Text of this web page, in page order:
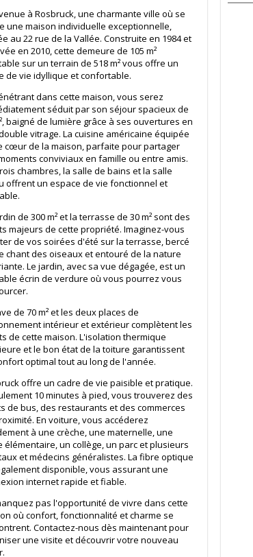
à Rosbruck, une charmante ville où se
une maison individuelle exceptionnelle,
au 22 rue de la Vallée. Construite en 1984 et
en 2010, cette demeure de 105 m²
sur un terrain de 518 m² vous offre un
de vie idyllique et confortable.
dans cette maison, vous serez
séduit par son séjour spacieux de
baigné de lumière grâce à ses ouvertures en
vitrage. La cuisine américaine équipée
cœur de la maison, parfaite pour partager
conviviaux en famille ou entre amis.
chambres, la salle de bains et la salle
offrent un espace de vie fonctionnel et
de 300 m² et la terrasse de 30 m² sont des
majeurs de cette propriété. Imaginez-vous
de vos soirées d'été sur la terrasse, bercé
chant des oiseaux et entouré de la nature
Le jardin, avec sa vue dégagée, est un
écrin de verdure où vous pourrez vous
de 70 m² et les deux places de
intérieur et extérieur complètent les
de cette maison. L'isolation thermique
et le bon état de la toiture garantissent
optimal tout au long de l'année.
offre un cadre de vie paisible et pratique.
10 minutes à pied, vous trouverez des
de bus, des restaurants et des commerces
En voiture, vous accéderez
à une crèche, une maternelle, une
élémentaire, un collège, un parc et plusieurs
et médecins généralistes. La fibre optique
disponible, vous assurant une
internet rapide et fiable.
pas l'opportunité de vivre dans cette
où confort, fonctionnalité et charme se
Contactez-nous dès maintenant pour
une visite et découvrir votre nouveau